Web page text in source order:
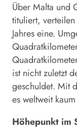
Über Malta und
tituliert,
Jahres eine.
ist nicht zuletzt
geschuldet. Mit
es weltweit
Höhepunkt im